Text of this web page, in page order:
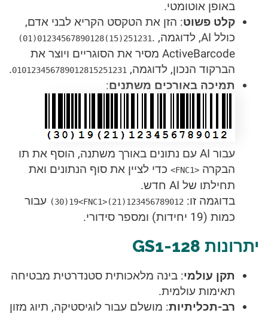
באופן אוטומטי.
קלט פשוט: הזן את הטקסט הקריא לבני אדם,
כולל AI, לדוגמה,
(01)01234567890128(15)251231.
ActiveBarcode מסיר את הסוגריים ויוצר את
הברקוד הנכון, לדוגמה, 010123456789012815251231
.
תמיכה באורכים משתנים:
עבור AI עם נתונים באורך משתנה, הוסף את תו
הבקרה <FNC1> כדי לציין את סוף הנתונים ואת
תחילתו של AI חדש.
בדוגמה זו: (30)19<FNC1>(21)123456789012 עבור
כמות (19 יחידות) ומספר סידורי.
יתרונות GS1-128
תקן עולמי: בינה מלאכותית סטנדרטית מבטיחה
תאימות עולמית.
רב-תכליתיות: מושלם עבור לוגיסטיקה, תיוג מזון